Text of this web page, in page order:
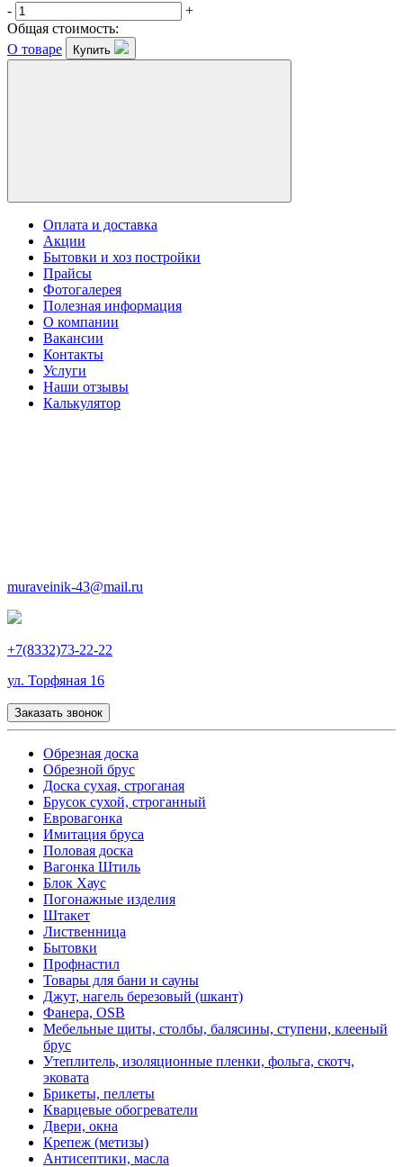
-
+
Общая стоимость:
О товаре
Купить
Оплата и доставка
Акции
Бытовки и хоз постройки
Прайсы
Фотогалерея
Полезная информация
О компании
Вакансии
Контакты
Услуги
Наши отзывы
Калькулятор
muraveinik-43@mail.ru
+7(8332)73-22-22
ул. Торфяная 16
Заказать звонок
Обрезная доска
Обрезной брус
Доска сухая, строганая
Брусок сухой, строганный
Евровагонка
Имитация бруса
Половая доска
Вагонка Штиль
Блок Хаус
Погонажные изделия
Штакет
Лиственница
Бытовки
Профнастил
Товары для бани и сауны
Джут, нагель березовый (шкант)
Фанера, OSB
Мебельные щиты, столбы, балясины, ступени, клееный
брус
Утеплитель, изоляционные пленки, фольга, скотч,
эковата
Брикеты, пеллеты
Кварцевые обогреватели
Двери, окна
Крепеж (метизы)
Антисептики, масла